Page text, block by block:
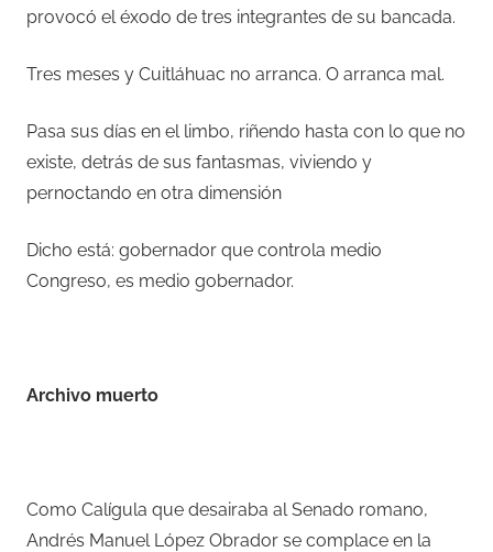
provocó el éxodo de tres integrantes de su bancada.
Tres meses y Cuitláhuac no arranca. O arranca mal.
Pasa sus días en el limbo, riñendo hasta con lo que no
existe, detrás de sus fantasmas, viviendo y
pernoctando en otra dimensión
Dicho está: gobernador que controla medio
Congreso, es medio gobernador.
Archivo muerto
Como Calígula que desairaba al Senado romano,
Andrés Manuel López Obrador se complace en la